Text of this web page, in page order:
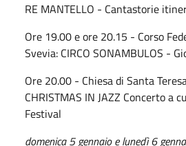
RE MANTELLO - Cantastorie
Ore 19.00 e ore 20.15 - Corso
Svevia: CIRCO SONAMBULOS -
Ore 20.00 - Chiesa di Santa
CHRISTMAS IN JAZZ Concerto a
Festival
domenica 5 gennaio e lunedì 6